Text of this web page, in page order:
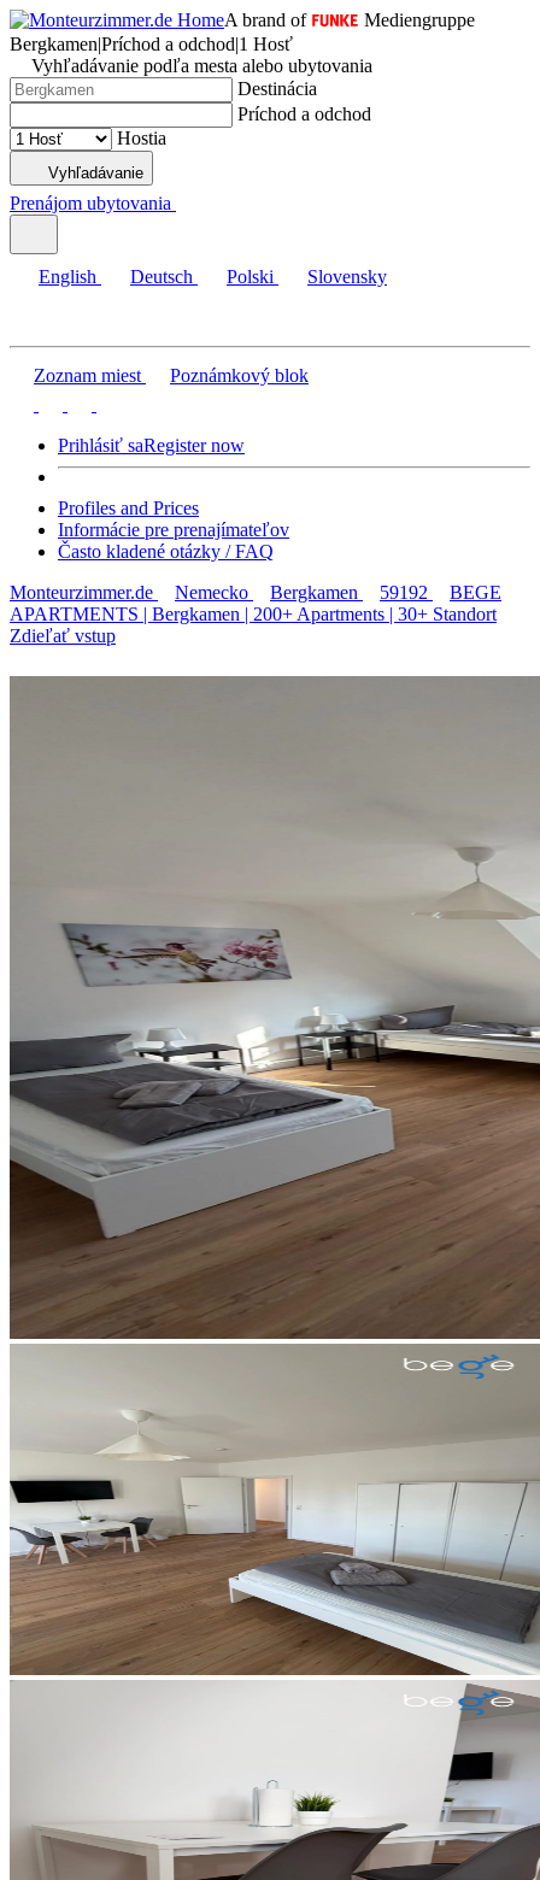
A brand of
Mediengruppe
Bergkamen|Príchod a odchod|1 Hosť
Vyhľadávanie podľa mesta alebo ubytovania
Destinácia
Príchod a odchod
Hostia
Vyhľadávanie
Prenájom ubytovania
English Deutsch Polski Slovensky
Zoznam miest Poznámkový blok
Prihlásiť saRegister now
Profiles and Prices
Informácie pre prenajímateľov
Často kladené otázky / FAQ
Monteurzimmer.de
Nemecko Bergkamen 59192
BEGE
APARTMENTS | Bergkamen | 200+ Apartments | 30+ Standort
Zdieľať vstup